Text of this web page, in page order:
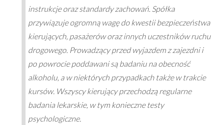
instrukcje oraz standardy zachowań. Spółka
przywiązuje ogromną wagę do kwestii bezpieczeństwa
kierujących, pasażerów oraz innych uczestników ruchu
drogowego. Prowadzący przed wyjazdem z zajezdni i
po powrocie poddawani są badaniu na obecność
alkoholu, a w niektórych przypadkach także w trakcie
kursów. Wszyscy kierujący przechodzą regularne
badania lekarskie, w tym konieczne testy
psychologiczne.